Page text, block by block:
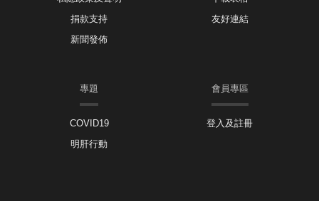
捐款支持
新聞發佈
友好連結
專題
COVID19
明肝行動
會員專區
登入及註冊